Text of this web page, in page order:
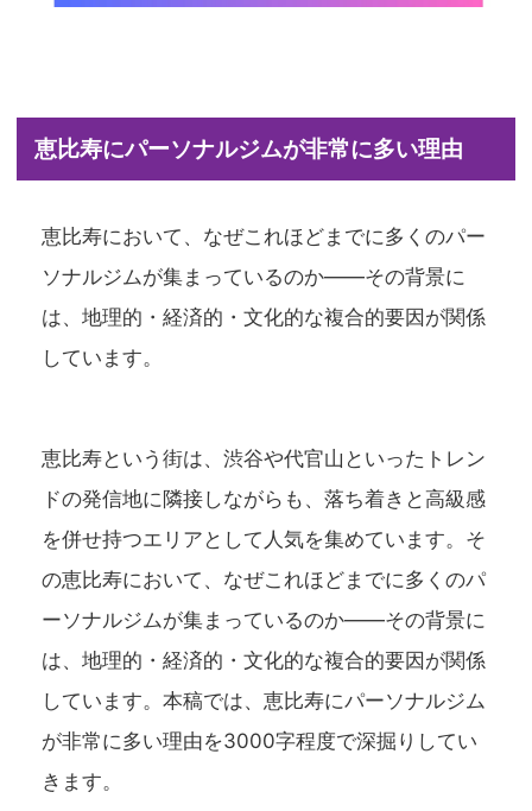
恵比寿にパーソナルジムが非常に多い理由
恵比寿において、なぜこれほどまでに多くのパー
ソナルジムが集まっているのか――その背景に
は、地理的・経済的・文化的な複合的要因が関係
しています。
恵比寿という街は、渋谷や代官山といったトレン
ドの発信地に隣接しながらも、落ち着きと高級感
を併せ持つエリアとして人気を集めています。そ
の恵比寿において、なぜこれほどまでに多くのパ
ーソナルジムが集まっているのか――その背景に
は、地理的・経済的・文化的な複合的要因が関係
しています。本稿では、恵比寿にパーソナルジム
が非常に多い理由を3000字程度で深掘りしてい
きます。